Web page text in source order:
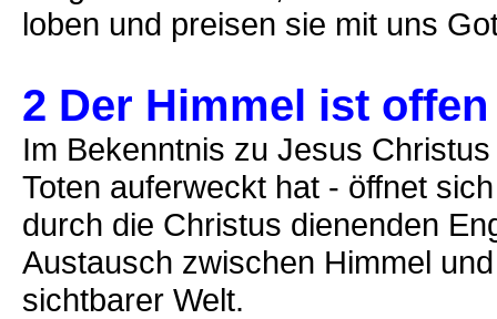
loben und preisen sie mit uns
2 Der Himmel ist
Im Bekenntnis zu Jesus
Toten auferweckt hat - öffnet
durch die Christus dienenden
Austausch zwischen Himmel
sichtbarer Welt.